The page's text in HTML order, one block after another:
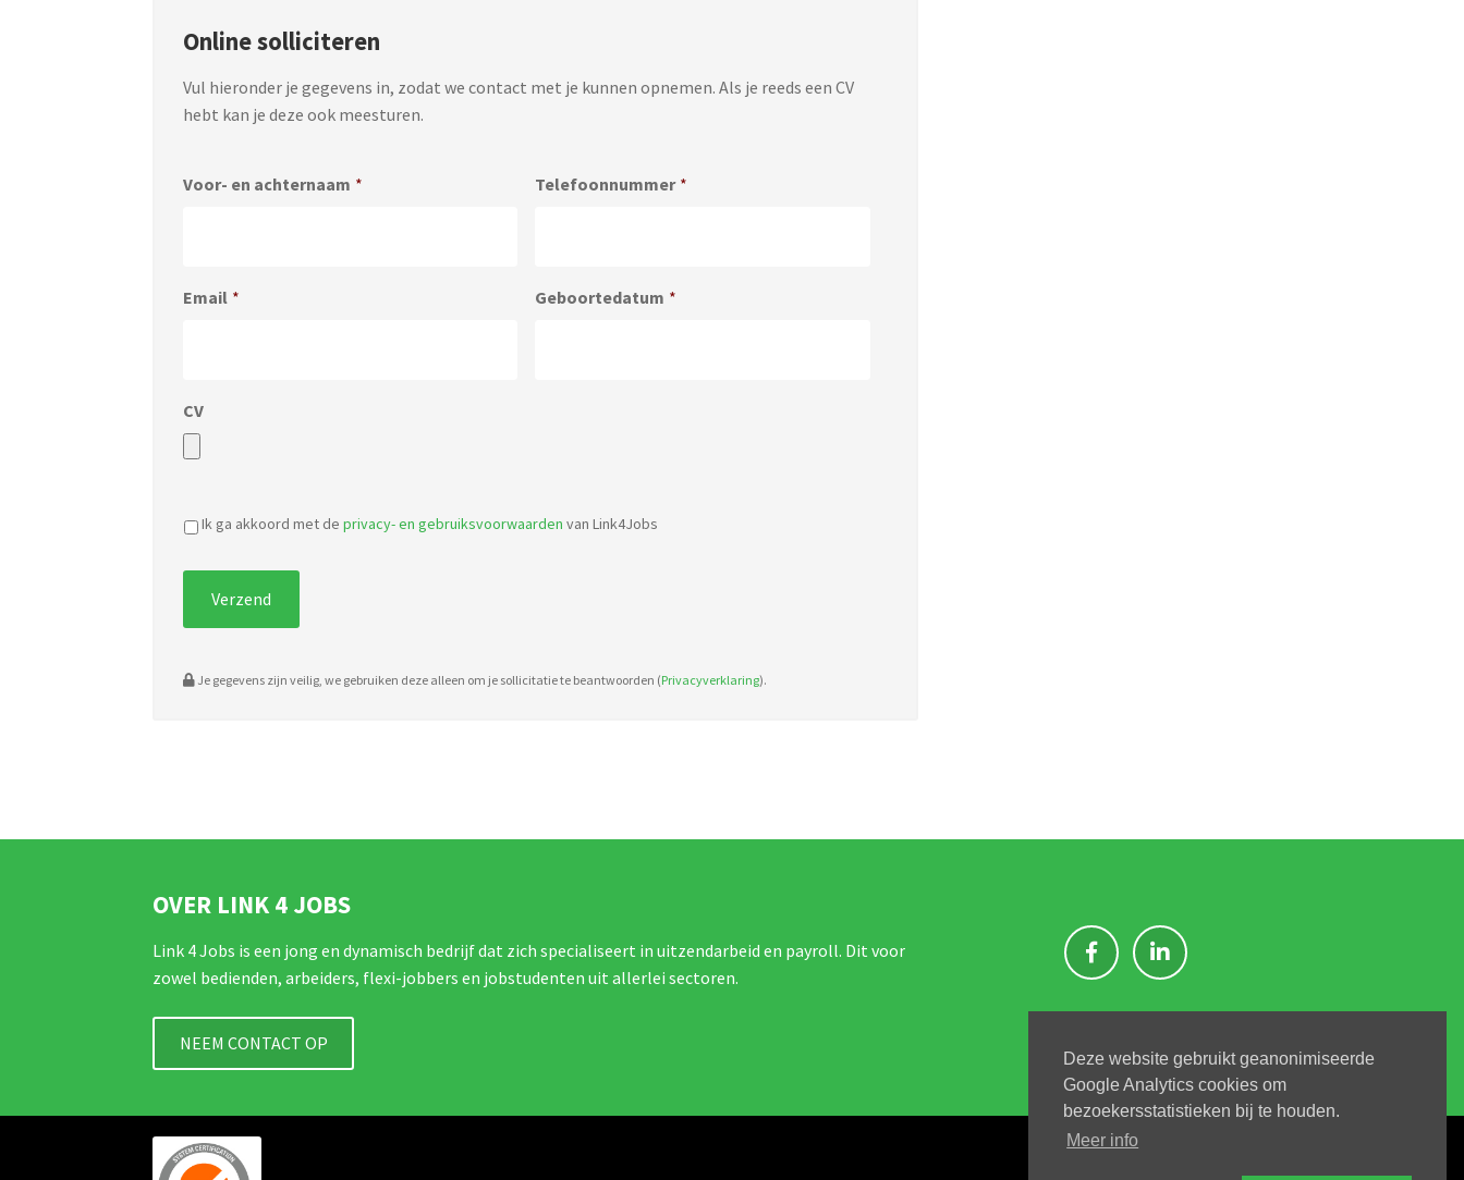
Deze website gebruikt geanonimiseerde
Google Analytics cookies om
bezoekersstatistieken bij te houden.
Meer info
Online solliciteren
Vul hieronder je gegevens in, zodat we contact met je kunnen opnemen. Als je reeds een CV
hebt kan je deze ook meesturen.
Voor- en achternaam * Telefoonnummer *
Email * Geboortedatum *
CV
pdf,
Ik ga akkoord met de privacy- en gebruiksvoorwaarden van Link4Jobs
Je gegevens zijn veilig, we gebruiken deze alleen om je sollicitatie te beantwoorden (Privacyverklaring).
OVER LINK 4 JOBS
Link 4 Jobs is een jong en dynamisch bedrijf dat zich specialiseert in uitzendarbeid en payroll. Dit voor
zowel bedienden, arbeiders, flexi-jobbers en jobstudenten uit allerlei sectoren.
NEEM CONTACT OP